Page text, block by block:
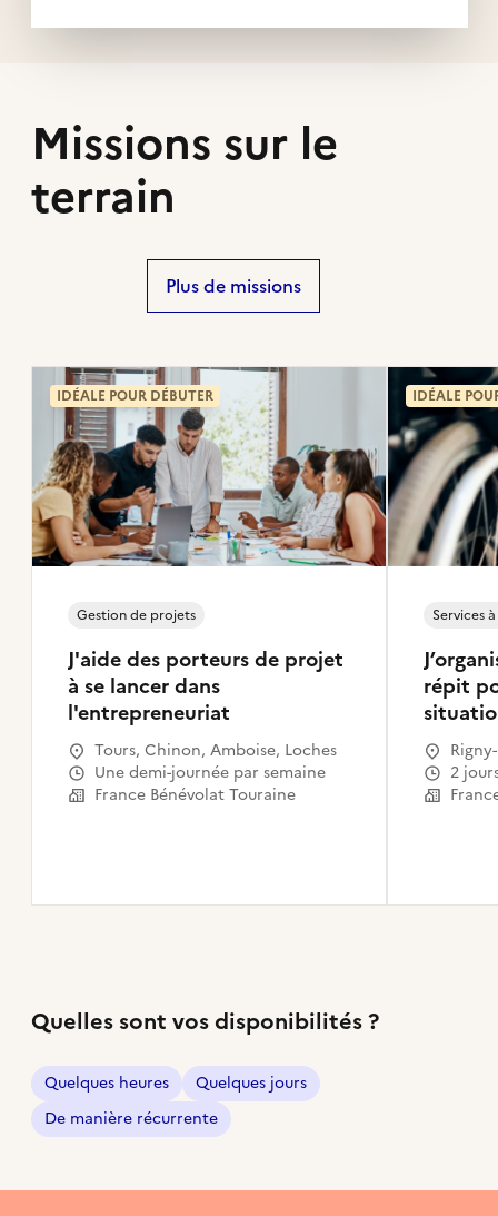
Missions sur le
terrain
Plus de missions
J'aide des porteurs de projet
à se lancer dans
l'entrepreneuriat
Gestion de projets
Tours, Chinon, Amboise, Loches
Une demi-journée par semaine
France Bénévolat Touraine
IDÉALE POUR DÉBUTER
répit
Services
2
IDÉALE
Quelles sont vos disponibilités ?
Quelques heures
Quelques jours
De manière récurrente